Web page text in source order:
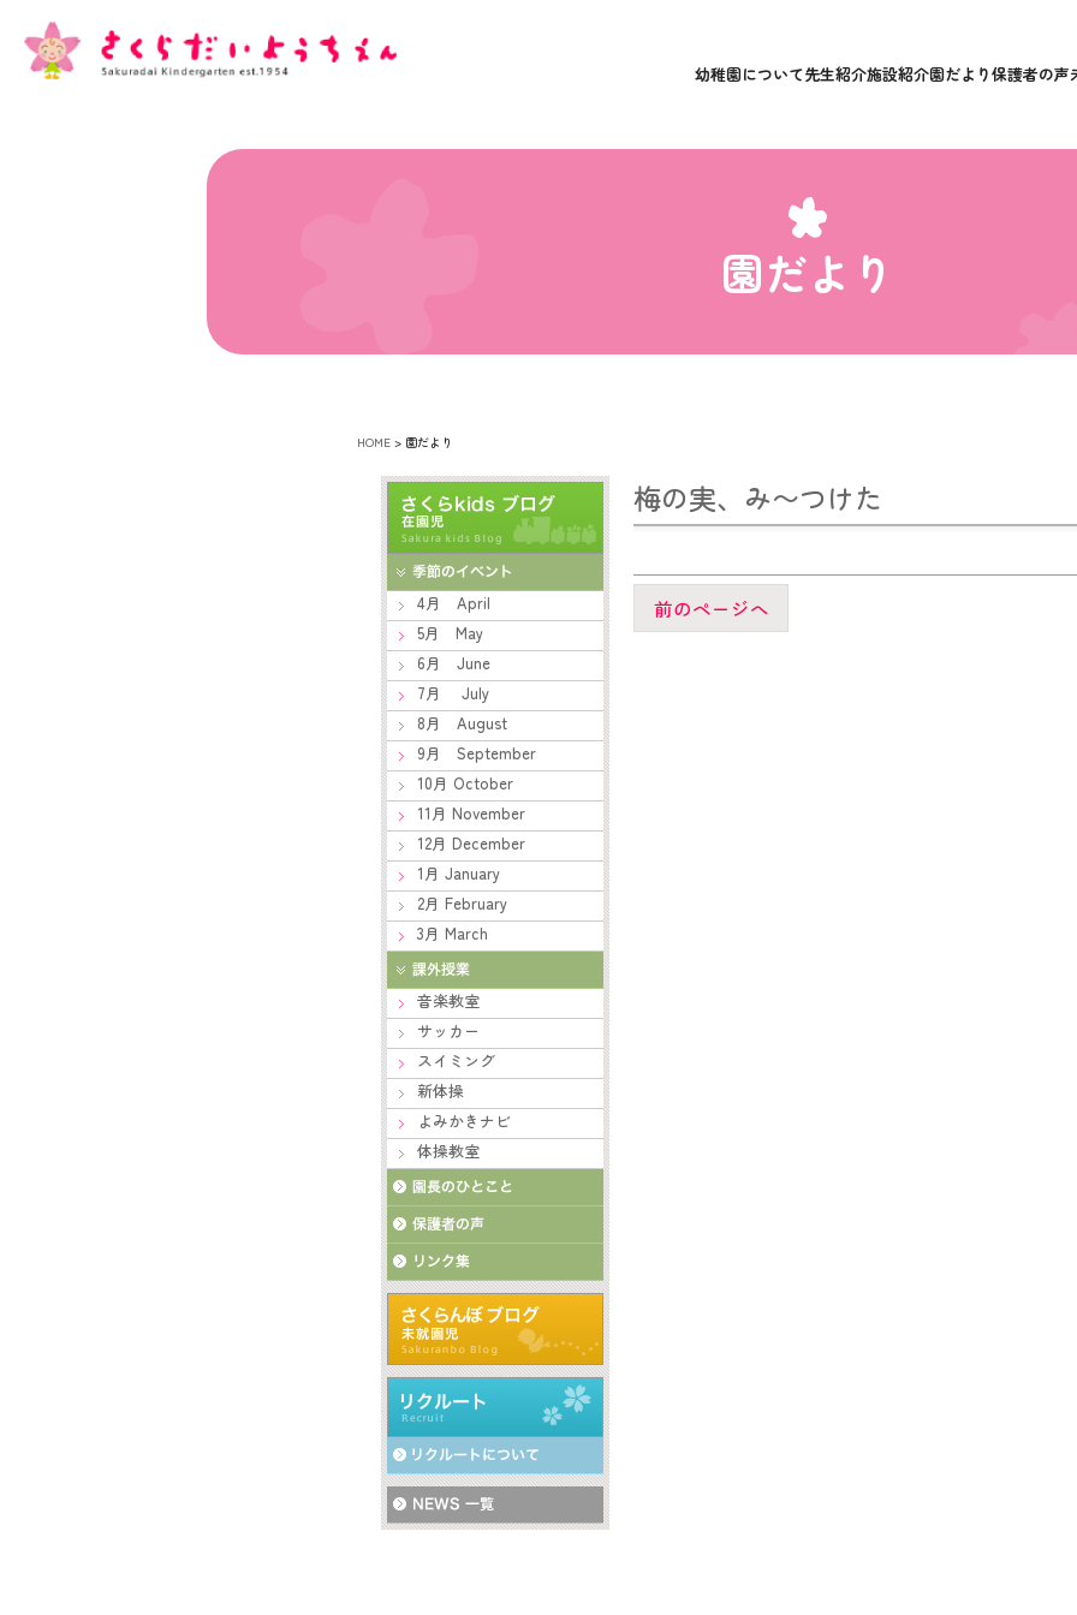
幼稚園について先生紹介施設紹介園だより保護者の声
園だより
HOME > 園だより
4月 April
5月 May
6月 June
7月 July
8月 August
9月 September
10月 October
11月 November
12月 December
1月 January
2月 February
3月 March
音楽教室
サッカー
スイミング
新体操
よみかきナビ
体操教室
梅の実、み〜つけた
前のページへ